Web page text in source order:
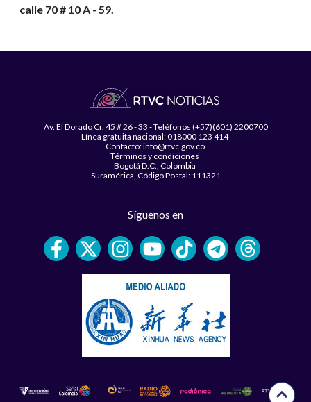
calle 70 # 10 A - 59.
Av. El Dorado Cr. 45 # 26 - 33 - Teléfonos (+57)(601) 2200700
Línea gratuita nacional: 018000 123 414
Contacto: info@rtvc.gov.co
Términos y condiciones
Bogotá D.C., Colombia
Suramérica, Código Postal: 111321
Síguenos en